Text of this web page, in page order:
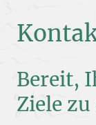
Bereit,
Ziele